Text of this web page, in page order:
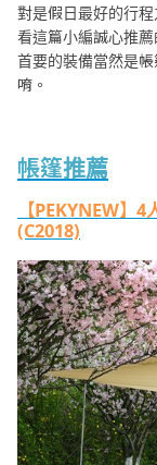
對是假日最好的行
看這篇小編誠心推
首要的裝備當然是
唷。
帳篷推薦
【PEKYNEW】
(C2018)